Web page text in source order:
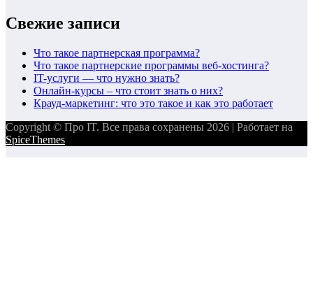
Свежие записи
Что такое партнерская программа?
Что такое партнерские программы веб-хостинга?
IT-услуги — что нужно знать?
Онлайн-курсы – что стоит знать о них?
Крауд-маркетинг: что это такое и как это работает
Copyright © Про IT. Все права сохранены 2026 | Работает на
SpiceThemes